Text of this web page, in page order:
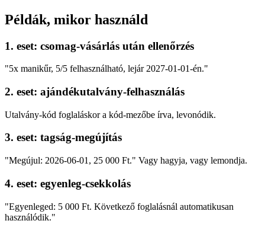
Példák, mikor használd
1. eset: csomag-vásárlás után ellenőrzés
"5x manikűr, 5/5 felhasználható, lejár 2027-01-01-én."
2. eset: ajándékutalvány-felhasználás
Utalvány-kód foglaláskor a kód-mezőbe írva, levonódik.
3. eset: tagság-megújítás
"Megújul: 2026-06-01, 25 000 Ft." Vagy hagyja, vagy lemondja.
4. eset: egyenleg-csekkolás
"Egyenleged: 5 000 Ft. Következő foglalásnál automatikusan
használódik."